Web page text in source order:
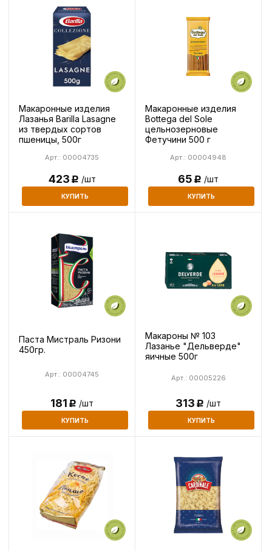
Макаронные изделия
Лазанья Barilla Lasagne
из твердых сортов
пшеницы, 500г
Арт.: 00004735
423Р /шт
КУПИТЬ
Макаронные изделия
Bottega del Sole
цельнозерновые
Фетучини 500 г
Арт.: 00004948
65Р /шт
КУПИТЬ
Паста Мистраль Ризони
450гр.
Арт.: 00004745
181Р /шт
КУПИТЬ
Макароны № 103
Лазанье "Дельверде"
яичные 500г
Арт.: 00005226
313Р /шт
КУПИТЬ